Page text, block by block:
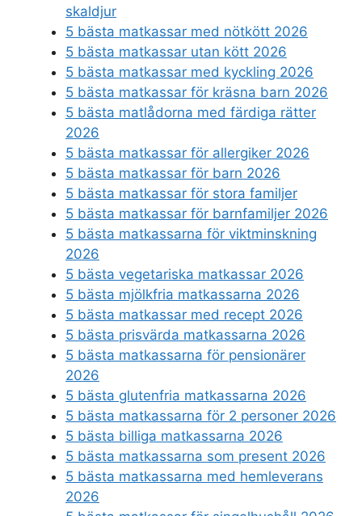
skaldjur
5 bästa matkassar med nötkött 2026
5 bästa matkassar utan kött 2026
5 bästa matkassar med kyckling 2026
5 bästa matkassar för kräsna barn 2026
5 bästa matlådorna med färdiga rätter
2026
5 bästa matkassar för allergiker 2026
5 bästa matkassar för barn 2026
5 bästa matkassar för stora familjer
5 bästa matkassar för barnfamiljer 2026
5 bästa matkassarna för viktminskning
2026
5 bästa vegetariska matkassar 2026
5 bästa mjölkfria matkassarna 2026
5 bästa matkassar med recept 2026
5 bästa prisvärda matkassarna 2026
5 bästa matkassarna för pensionärer
2026
5 bästa glutenfria matkassarna 2026
5 bästa matkassarna för 2 personer 2026
5 bästa billiga matkassarna 2026
5 bästa matkassarna som present 2026
5 bästa matkassarna med hemleverans
2026